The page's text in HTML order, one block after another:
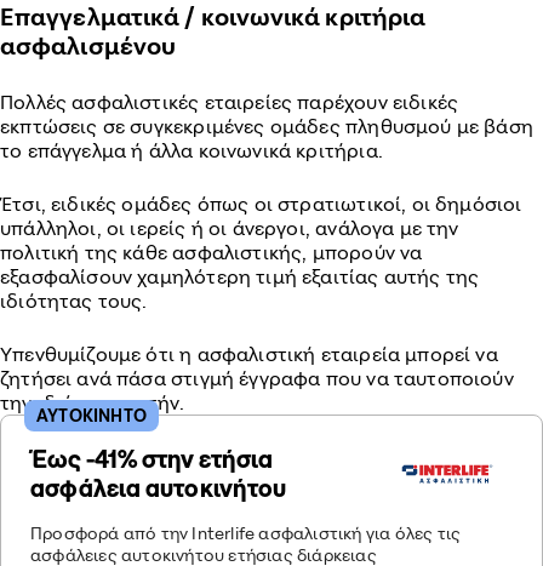
Επαγγελματικά / κοινωνικά κριτήρια
ασφαλισμένου
Πολλές ασφαλιστικές εταιρείες παρέχουν ειδικές
εκπτώσεις σε συγκεκριμένες ομάδες πληθυσμού με βάση
το επάγγελμα ή άλλα κοινωνικά κριτήρια.
Έτσι, ειδικές ομάδες όπως οι στρατιωτικοί, οι δημόσιοι
υπάλληλοι, οι ιερείς ή οι άνεργοι, ανάλογα με την
πολιτική της κάθε ασφαλιστικής, μπορούν να
εξασφαλίσουν χαμηλότερη τιμή εξαιτίας αυτής της
ιδιότητας τους.
Υπενθυμίζουμε ότι η ασφαλιστική εταιρεία μπορεί να
ζητήσει ανά πάσα στιγμή έγγραφα που να ταυτοποιούν
την ιδιότητα αυτήν.
Έως -41% στην ετήσια
ασφάλεια αυτοκινήτου
Προσφορά από την Interlife ασφαλιστική για όλες τις
ασφάλειες αυτοκινήτου ετήσιας διάρκειας
ΑΥΤΟΚΙΝΗΤΟ